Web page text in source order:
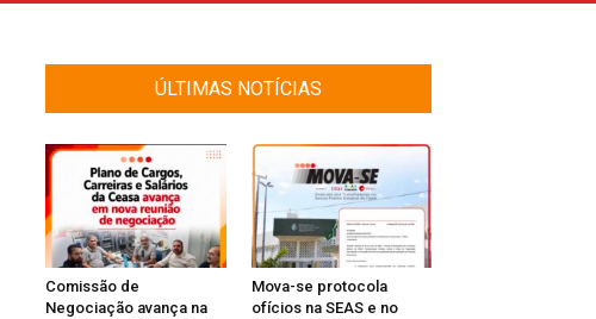
ÚLTIMAS NOTÍCIAS
Comissão de
Negociação avança na
Mova-se protocola
ofícios na SEAS e no